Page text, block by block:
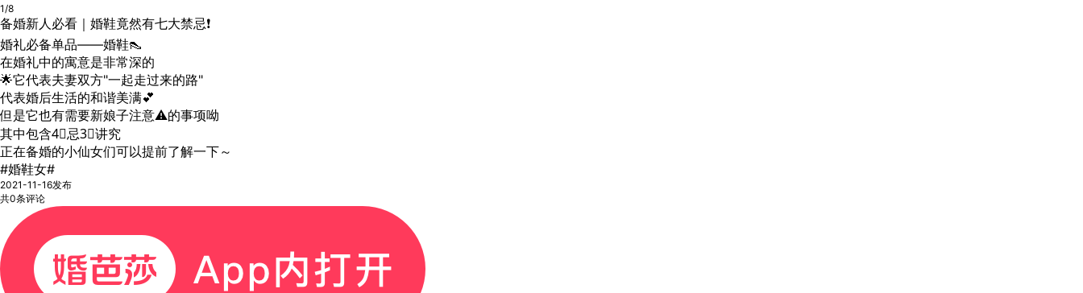
1/8
备婚新人必看｜婚鞋竟然有七大禁忌❗️
婚礼必备单品——婚鞋👠
在婚礼中的寓意是非常深的
🌟它代表夫妻双方"一起走过来的路"
代表婚后生活的和谐美满💕
但是它也有需要新娘子注意⚠️的事项呦
其中包含4⃣️忌3⃣️讲究
正在备婚的小仙女们可以提前了解一下～
#婚鞋女#
2021-11-16发布
共0条评论